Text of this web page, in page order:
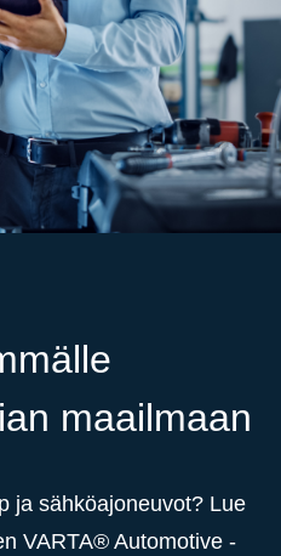
maailmaan
ja sähköajoneuvot? Lue
VARTA® Automotive -